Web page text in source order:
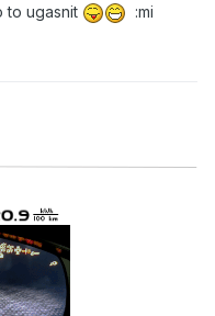
to ugasnit
:mi